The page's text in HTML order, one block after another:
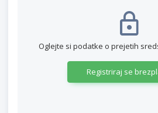
Oglejte si podatke o prejetih
Registriraj se